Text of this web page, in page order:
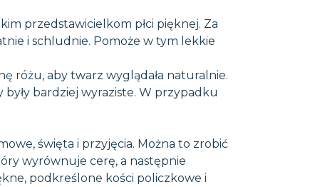
przedstawicielkom płci pięknej. Za
i schludnie. Pomoże w tym lekkie
różu, aby twarz wyglądała naturalnie.
bardziej wyraziste. W przypadku
święta i przyjęcia. Można to zrobić
wyrównuje cerę, a następnie
podkreślone kości policzkowe i